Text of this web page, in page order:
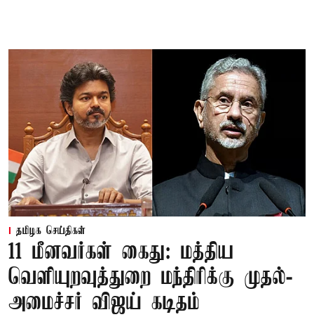
தமிழக செய்திகள்
11 மீனவர்கள் கைது: மத்திய
வெளியுறவுத்துறை மந்திரிக்கு முதல்-
அமைச்சர் விஜய் கடிதம்